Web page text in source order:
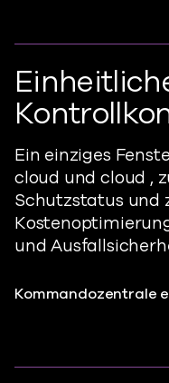
Ein einziges
cloud und cloud ,
Schutzstatus und
und
Kommandozentrale